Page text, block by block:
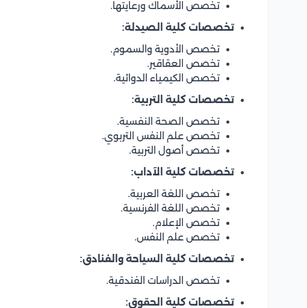
تخصص الأسماك ورعايتها.
تخصصات كلية الصيدلة:
تخصص الأدوية والسموم.
تخصص العقاقير.
تخصص الكيمياء الدوائية.
تخصصات كلية التربية:
تخصص الصحة النفسية.
تخصص علم النفس التربوي.
تخصص أصول التربية.
تخصصات كلية الآداب:
تخصص اللغة العربية.
تخصص اللغة الفرنسية.
تخصص الإعلام.
تخصص علم النفس.
تخصصات كلية السياحة والفنادق:
تخصص الدراسات الفندقية.
تخصصات كلية الحقوق: